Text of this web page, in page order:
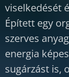
viselkedését
Épített egy
szerves
energia
sugárzást is,